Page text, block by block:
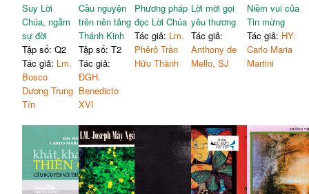
Suy Lời
Chúa, ngẫm
sự đời
Tập số: Q2
Tác giả: Lm.
Bosco
Dương Trung
Tín
Cầu nguyện
trên nền tảng
Thánh Kinh
Tập số: T2
Tác giả:
ĐGH.
Benedicto
XVI
Phương pháp
đọc Lời Chúa
Tác giả: Lm.
Phêrô Trần
Hữu Thành
Lời mời gọi
yêu thương
Tác giả:
Anthony de
Mello, SJ
Niềm vui của
Tin mừng
Tác giả: HY.
Carlo Maria
Martini